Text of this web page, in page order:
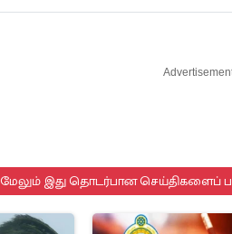
மேலும் இது தொடர்பான செய்திகளைப்